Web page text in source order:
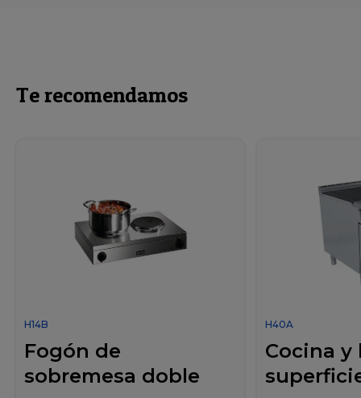
Te recomendamos
H14B
Fogón de
sobremesa doble
H40A
Cocina y